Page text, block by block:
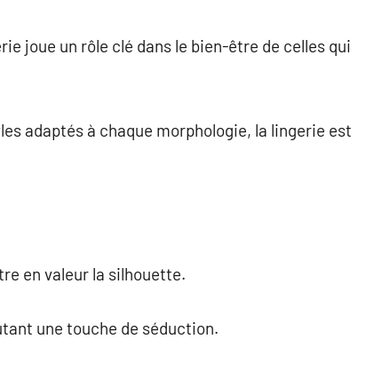
joue un rôle clé dans le bien-être de celles qui
adaptés à chaque morphologie, la lingerie est
en valeur la silhouette.
une touche de séduction.